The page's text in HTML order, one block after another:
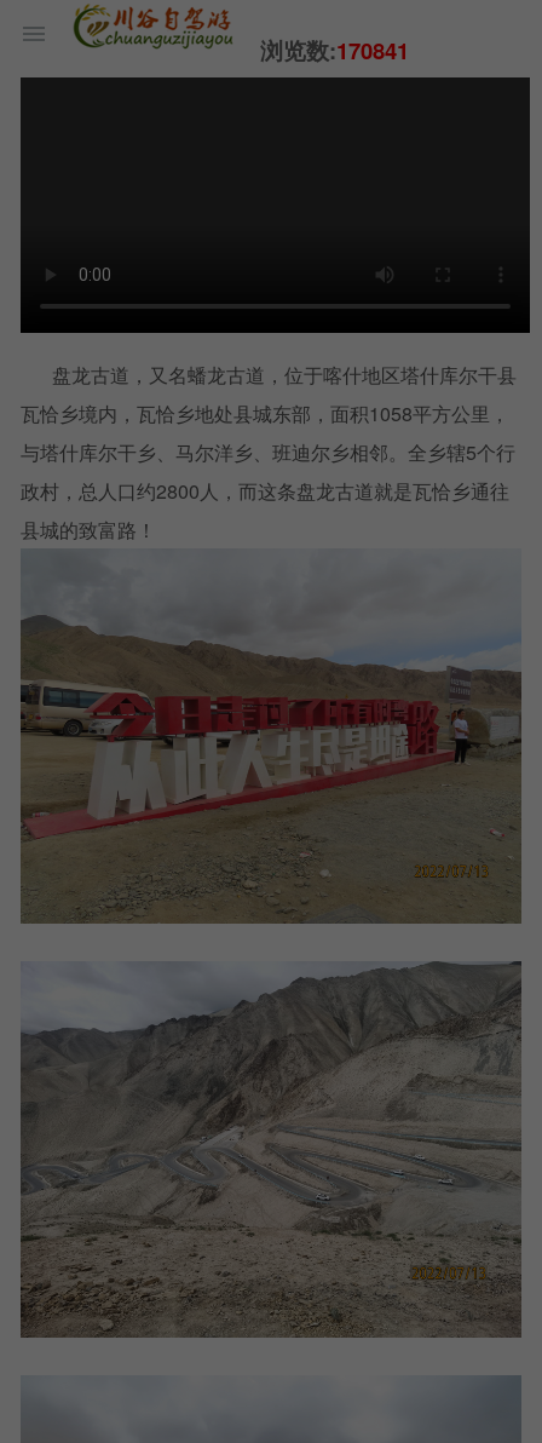
浏览数:170841
盘龙古道，又名蟠龙古道，位于喀什地区塔什库尔干县
瓦恰乡境内，瓦恰乡地处县城东部，面积1058平方公里，
与塔什库尔干乡、马尔洋乡、班迪尔乡相邻。全乡辖5个行
政村，总人口约2800人，而这条盘龙古道就是瓦恰乡通往
县城的致富路！